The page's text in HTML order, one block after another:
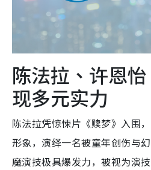
陈法拉、许恩
现多元实力
陈法拉凭惊悚片《赎梦》入围
形象，演绎一名被童年创伤与
魔演技极具爆发力，被视为演